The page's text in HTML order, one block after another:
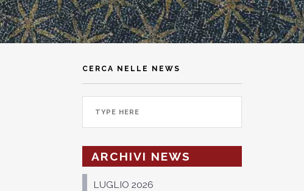
CERCA NELLE NEWS
ARCHIVI NEWS
LUGLIO 2026